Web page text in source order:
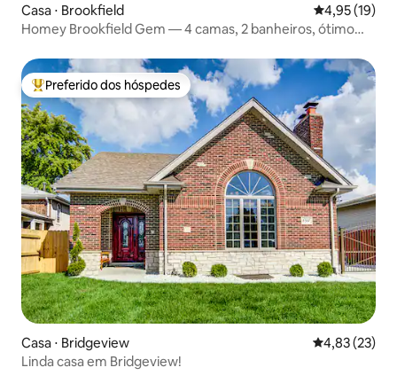
Casa ⋅ Brookfield 4,95 de uma
4,95 (19)
Homey Brookfield Gem — 4 camas, 2 banheiros, ótimo
Entre os melhores preferidos dos hóspedes
Preferido dos hóspedes
Casa ⋅ Bridgeview 4,83 de uma
4,83 (23)
Linda casa em Bridgeview!